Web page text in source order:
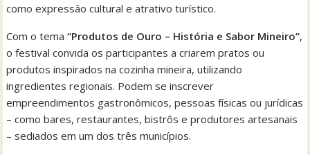
como expressão cultural e atrativo turístico.
Com o tema“Produtos de Ouro – História e Sabor Mineiro”,
o festival convida os participantes a criarem pratos ou
produtos inspirados na cozinha mineira, utilizando
ingredientes regionais. Podem se inscrever
empreendimentos gastronômicos, pessoas físicas ou jurídicas
– como bares, restaurantes, bistrôs e produtores artesanais
– sediados em um dos três municípios.